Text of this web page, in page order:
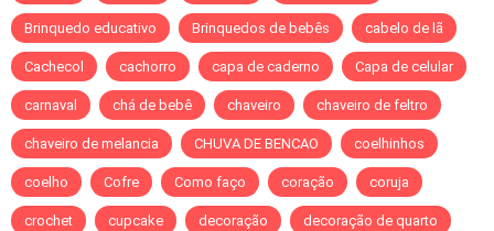
Brinquedo educativo Brinquedos de bebês cabelo de lã
Cachecol cachorro capa de caderno Capa de celular
carnaval chá de bebê chaveiro chaveiro de feltro
chaveiro de melancia CHUVA DE BENCAO coelhinhos
coelho Cofre Como faço coração coruja
crochet cupcake decoração decoração de quarto